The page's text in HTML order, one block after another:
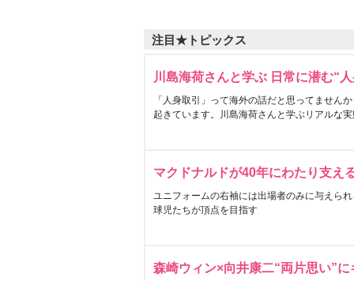
注目★トピックス
川島海荷さんと学ぶ 日常に潜む“
「人身取引」って海外の話だと思ってません
起きています。川島海荷さんと学ぶリアルな
マクドナルドが40年にわたり支え
ユニフォームの右袖には出場者のみに与えら
球児たちが頂点を目指す
森崎ウィン×向井康二“両片思い”